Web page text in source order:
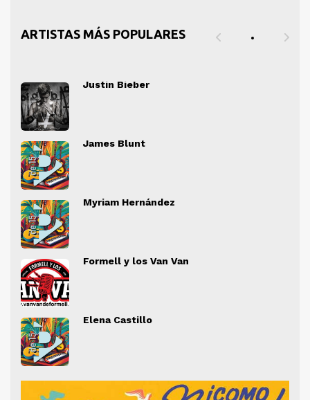
ARTISTAS MÁS POPULARES
Justin Bieber
James Blunt
Myriam Hernández
Formell y los Van Van
Elena Castillo